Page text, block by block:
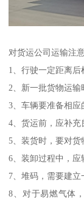
对货运公司运输注
1、行驶一定距离后
2、新一批货物运输
3、车辆要准备相应
4、货运前，应补充
5、装货时，要对货
6、装卸过程中，应
7、堆码，需要建立
8、对于易燃气体